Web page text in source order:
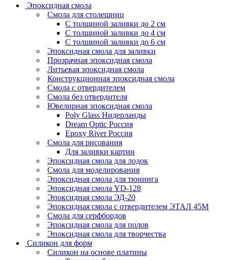
Эпоксидная смола
Смола для столешниц
С толщиной заливки до 2 см
С толщиной заливки до 4 см
С толщиной заливки до 6 см
Эпоксидная смола для заливки
Прозрачная эпоксидная смола
Литьевая эпоксидная смола
Конструкционная эпоксидная смола
Смола с отвердителем
Смола без отвердителя
Ювелирная эпоксидная смола
Poly Glass Нидерланды
Dream Optic Россия
Epoxy River Россия
Смола для рисования
Для заливки картин
Эпоксидная смола для лодок
Смола для моделирования
Эпоксидная смола для тюнинга
Эпоксидная смола YD-128
Эпоксидная смола ЭД-20
Эпоксидная смола с отвердителем ЭТАЛ 45М
Смола для серфбордов
Эпоксидная смола для полов
Эпоксидная смола для творчества
Силикон для форм
Силикон на основе платины